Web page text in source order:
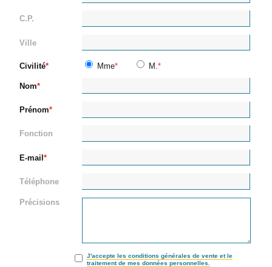
C.P.
Ville
Civilité Mme M.
Nom
Prénom
Fonction
E-mail
Téléphone
Précisions
J'accepte les conditions générales de vente et le
traitement de mes données personnelles.